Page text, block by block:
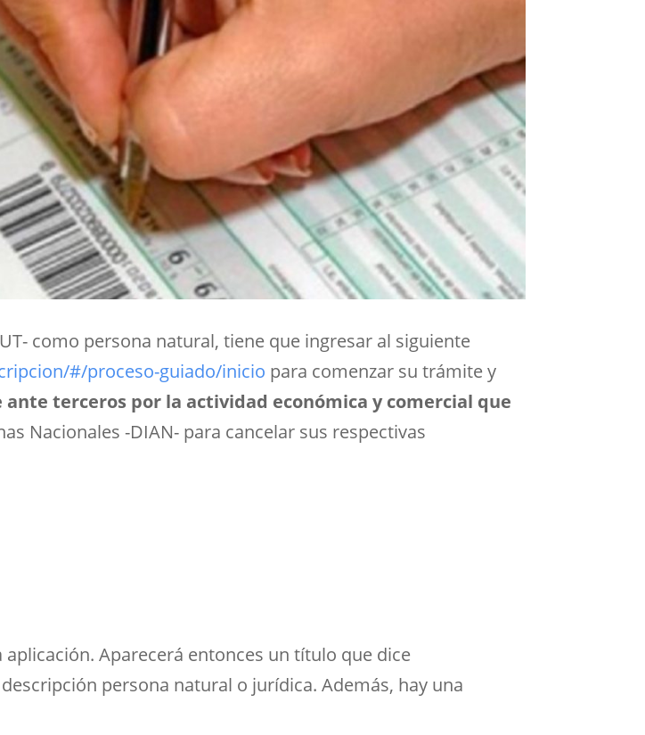
como persona natural, tiene que ingresar al siguiente
#/proceso-guiado/inicio para comenzar su trámite y
terceros por la actividad económica y comercial que
Nacionales -DIAN- para cancelar sus respectivas
Aparecerá entonces un título que dice
persona natural o jurídica. Además, hay una